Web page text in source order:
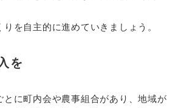
を自主的に進めていきましょう。
を
とに町内会や農事組合があり、地域が